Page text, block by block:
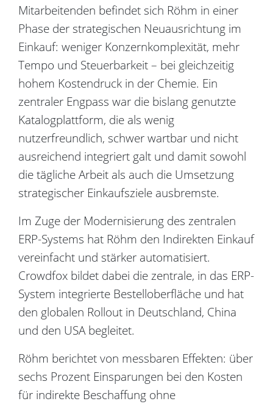
Mitarbeitenden befindet sich Röhm in einer
Phase der strategischen Neuausrichtung im
Einkauf: weniger Konzernkomplexität, mehr
Tempo und Steuerbarkeit – bei gleichzeitig
hohem Kostendruck in der Chemie. Ein
zentraler Engpass war die bislang genutzte
Katalogplattform, die als wenig
nutzerfreundlich, schwer wartbar und nicht
ausreichend integriert galt und damit sowohl
die tägliche Arbeit als auch die Umsetzung
strategischer Einkaufsziele ausbremste.
Im Zuge der Modernisierung des zentralen
ERP-Systems hat Röhm den Indirekten Einkauf
vereinfacht und stärker automatisiert.
Crowdfox bildet dabei die zentrale, in das ERP-
System integrierte Bestelloberfläche und hat
den globalen Rollout in Deutschland, China
und den USA begleitet.
Röhm berichtet von messbaren Effekten: über
sechs Prozent Einsparungen bei den Kosten
für indirekte Beschaffung ohne